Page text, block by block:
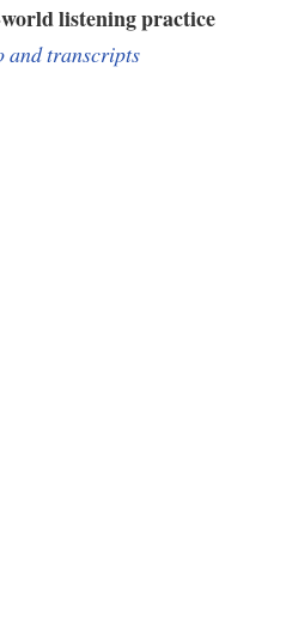
listening practice
and transcripts